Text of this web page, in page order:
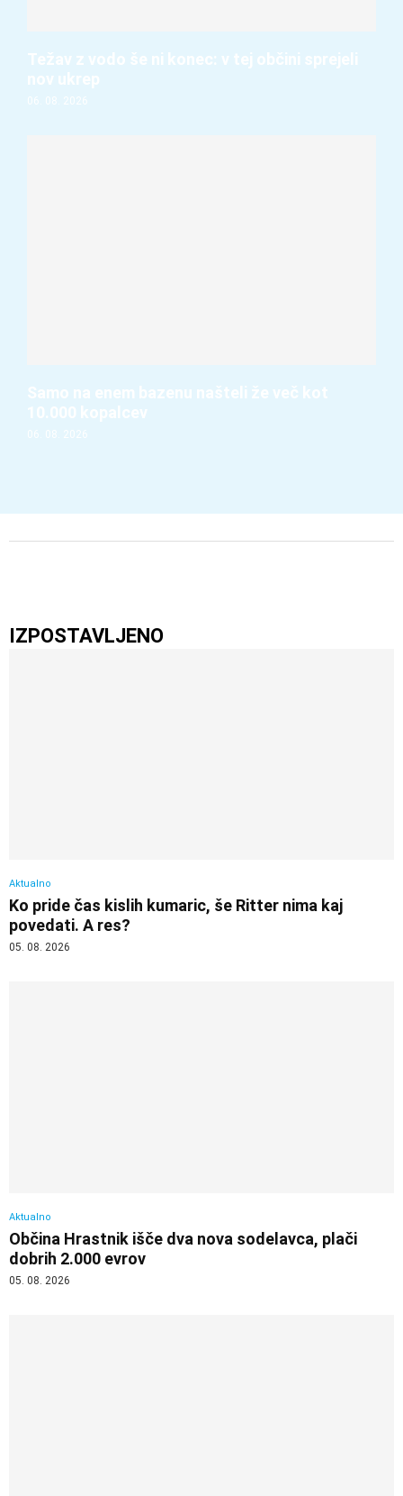
Težav z vodo še ni konec: v tej občini sprejeli
nov ukrep
06. 08. 2026
Samo na enem bazenu našteli že več kot
10.000 kopalcev
06. 08. 2026
IZPOSTAVLJENO
Aktualno
Ko pride čas kislih kumaric, še Ritter nima kaj
povedati. A res?
05. 08. 2026
Aktualno
Občina Hrastnik išče dva nova sodelavca, plači
dobrih 2.000 evrov
05. 08. 2026